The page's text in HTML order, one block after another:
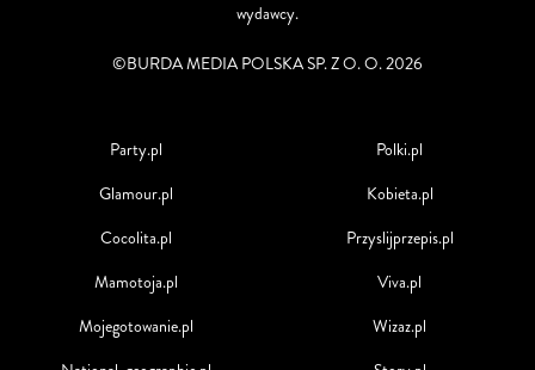
wydawcy.
©BURDA MEDIA POLSKA SP. Z O. O. 2026
Party.pl
Glamour.pl
Cocolita.pl
Mamotoja.pl
Mojegotowanie.pl
Polki.pl
Kobieta.pl
Przyslijprzepis.pl
Viva.pl
Wizaz.pl